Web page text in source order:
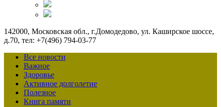
142000, Московская обл., г.Домодедово, ул. Каширское шоссе,
д.70, тел: +7(496) 794-03-77
Все новости
Важное
Здоровье
Активное долголетие
Полезное
Книга памяти